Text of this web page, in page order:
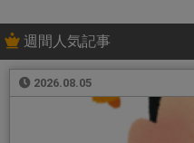
週間人気記事
2026.08.05